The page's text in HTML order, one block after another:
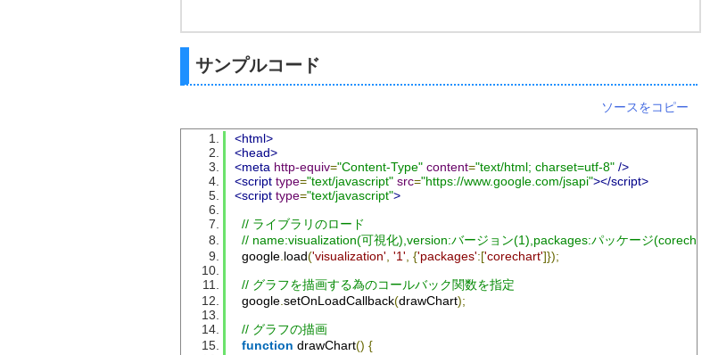
サンプルコード
ソースをコピー
<html>
<head>
<meta http-equiv="Content-Type" content="text/html; charset=utf-8" />
<script type="text/javascript" src="https://www.google.com/jsapi"></script>
<script type="text/javascript">
// ライブラリのロード
// name:visualization(可視化),version:バージョン(1),packages:パッケージ(corechart)
  google
load('visualization' '1' {'packages':['corechart']});
// グラフを描画する為のコールバック関数を指定
  google
setOnLoadCallback(drawChart);
// グラフの描画
function drawChart() {